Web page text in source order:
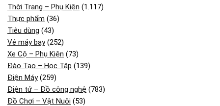
Thời Trang – Phụ Kiện (1.117)
Thực phẩm (36)
Tiêu dùng (43)
Vé máy bay(252)
Xe Cộ – Phụ Kiện (73)
Đào Tạo – Học Tập (139)
Điện Máy(259)
Điện tử – Đồ công nghệ (783)
Đồ Chơi – Vật Nuôi (53)